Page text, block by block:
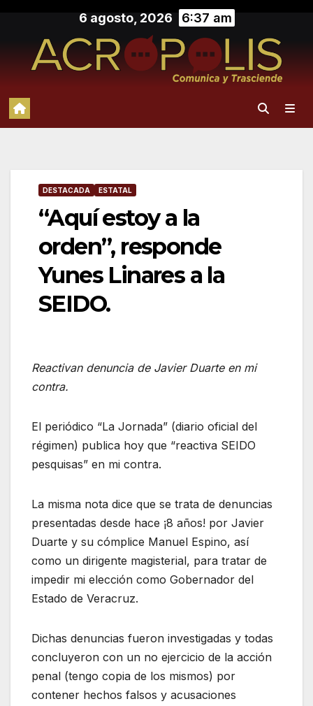
contenido
6 agosto, 2026 6:37 am
DESTACADA ESTATAL
“Aquí estoy a la
orden”, responde
Yunes Linares a la
SEIDO.
Reactivan denuncia de Javier Duarte en mi
contra.
El periódico “La Jornada” (diario oficial del
régimen) publica hoy que “reactiva SEIDO
pesquisas” en mi contra.
La misma nota dice que se trata de denuncias
presentadas desde hace ¡8 años! por Javier
Duarte y su cómplice Manuel Espino, así
como un dirigente magisterial, para tratar de
impedir mi elección como Gobernador del
Estado de Veracruz.
Dichas denuncias fueron investigadas y todas
concluyeron con un no ejercicio de la acción
penal (tengo copia de los mismos) por
contener hechos falsos y acusaciones